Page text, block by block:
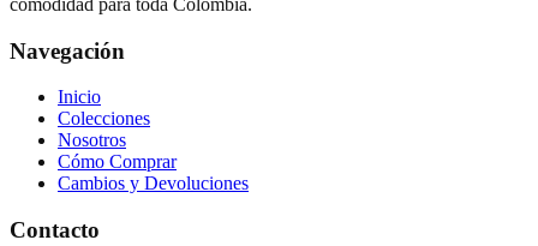
comodidad para toda Colombia.
Navegación
Inicio
Colecciones
Nosotros
Cómo Comprar
Cambios y Devoluciones
Contacto